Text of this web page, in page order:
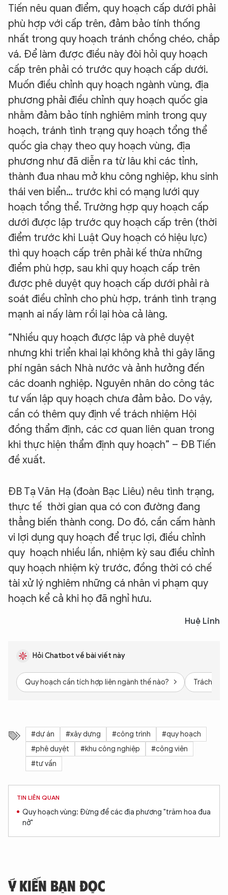
Tiến nêu quan điểm, quy hoạch cấp dưới phải
phù hợp với cấp trên, đảm bảo tính thống
nhất trong quy hoạch tránh chồng chéo, chắp
vá. Để làm được điều này đòi hỏi quy hoạch
cấp trên phải có trước quy hoạch cấp dưới.
Muốn điều chỉnh quy hoạch ngành vùng, địa
phương phải điều chỉnh quy hoạch quốc gia
nhằm đảm bảo tính nghiêm minh trong quy
hoạch, tránh tình trạng quy hoạch tổng thể
quốc gia chạy theo quy hoạch vùng, địa
phương như đã diễn ra từ lâu khi các tỉnh,
thành đua nhau mở khu công nghiệp, khu sinh
thái ven biển… trước khi có mạng lưới quy
hoạch tổng thể. Trường hợp quy hoạch cấp
dưới được lập trước quy hoạch cấp trên (thời
điểm trước khi Luật Quy hoạch có hiệu lực)
thì quy hoạch cấp trên phải kế thừa những
điểm phù hợp, sau khi quy hoạch cấp trên
được phê duyệt quy hoạch cấp dưới phải rà
soát điều chỉnh cho phù hợp, tránh tình trạng
mạnh ai nấy làm rồi lại hòa cả làng.
“Nhiều quy hoạch được lập và phê duyệt
nhưng khi triển khai lại không khả thi gây lãng
phí ngân sách Nhà nước và ảnh hưởng đến
các doanh nghiệp. Nguyên nhân do công tác
tư vấn lập quy hoạch chưa đảm bảo. Do vậy,
cần có thêm quy định về trách nhiệm Hội
đồng thẩm định, các cơ quan liên quan trong
khi thực hiện thẩm định quy hoạch” – ĐB Tiến
đề xuất.
ĐB Tạ Văn Hạ (đoàn Bạc Liêu) nêu tình trạng,
thực tế thời gian qua có con đường đang
thẳng biến thành cong. Do đó, cần cấm hành
vi lợi dụng quy hoạch để trục lợi, điều chỉnh
quy hoạch nhiều lần, nhiệm kỳ sau điều chỉnh
quy hoạch nhiệm kỳ trước, đồng thời có chế
tài xử lý nghiêm những cá nhân vi phạm quy
hoạch kể cả khi họ đã nghỉ hưu.
Huệ Linh
Hỏi Chatbot về bài viết này
Quy hoạch cần tích hợp liên ngành thế nào? Trách
#dự án #xây dựng #công trình
#quy hoạch
#phê duyệt
#khu công nghiệp
#công viên
#tư vấn
TIN LIÊN QUAN
Quy hoạch vùng: Đừng để các địa phương "trăm hoa đua
nở"
Ý KIẾN BẠN ĐỌC
TÔI LÀ CHATBOT CỦA
Hãy hỏi tôi bất kỳ điều gì bạn cần biết về
An Ninh Thủ Đô nhé. Tôi sẵn sàng hỗ trợ!